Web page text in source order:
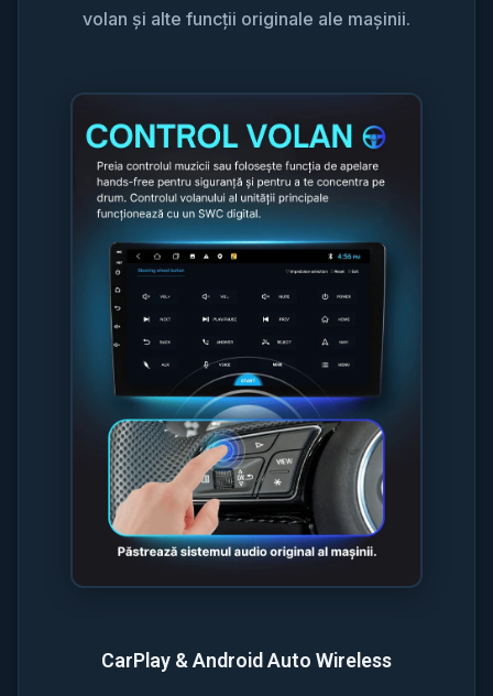
volan și alte funcții originale ale mașinii.
CarPlay & Android Auto Wireless